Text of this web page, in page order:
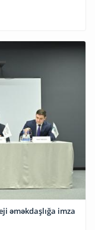
əməkdaşlığa imza